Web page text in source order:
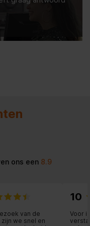
ons een8.9
van de
we snel en
10
Voor